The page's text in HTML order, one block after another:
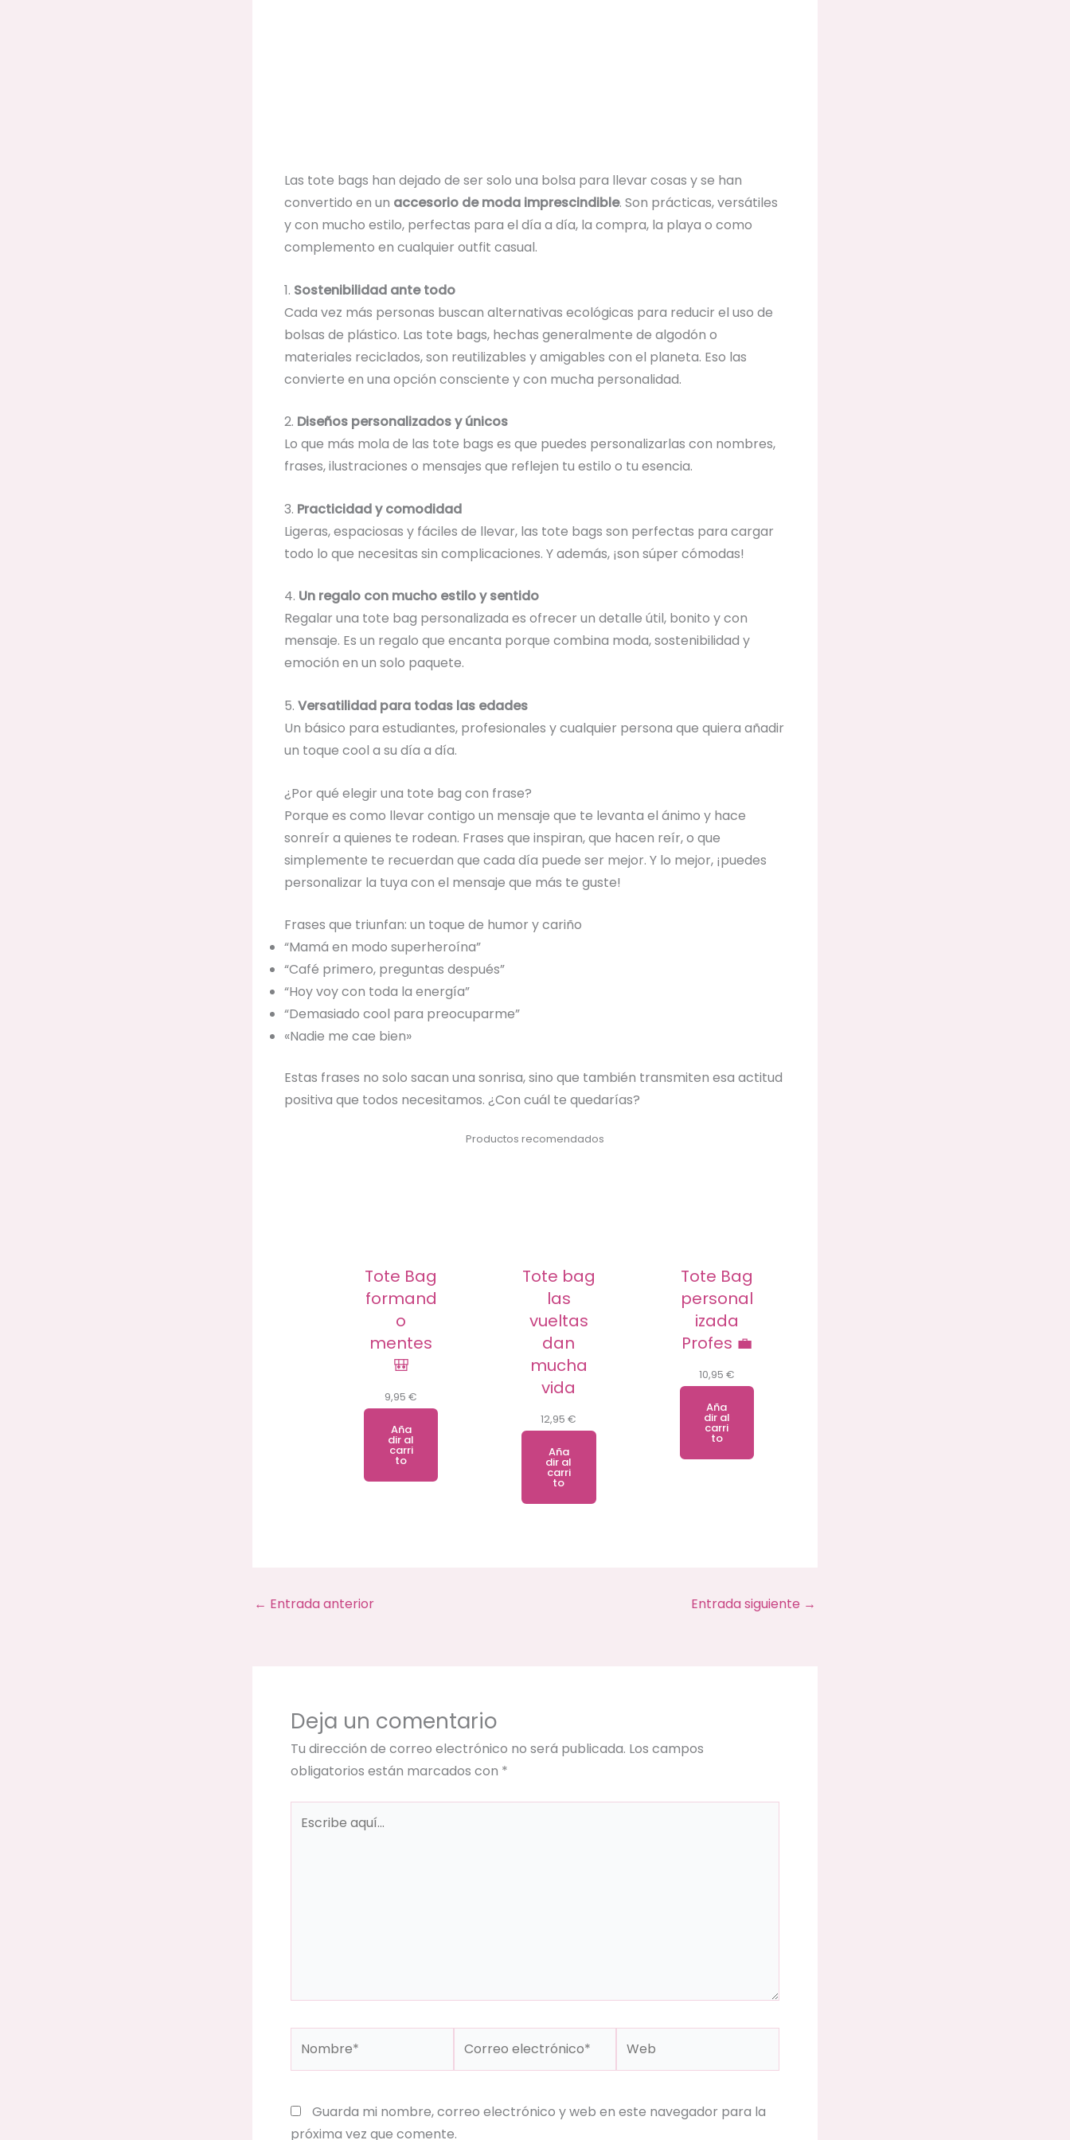
Las tote bags han dejado de ser solo una bolsa para llevar cosas y se han
convertido en un accesorio de moda imprescindible. Son prácticas, versátiles
y con mucho estilo, perfectas para el día a día, la compra, la playa o como
complemento en cualquier outfit casual.
1. Sostenibilidad ante todo
Cada vez más personas buscan alternativas ecológicas para reducir el uso de
bolsas de plástico. Las tote bags, hechas generalmente de algodón o
materiales reciclados, son reutilizables y amigables con el planeta. Eso las
convierte en una opción consciente y con mucha personalidad.
2. Diseños personalizados y únicos
Lo que más mola de las tote bags es que puedes personalizarlas con nombres,
frases, ilustraciones o mensajes que reflejen tu estilo o tu esencia.
3. Practicidad y comodidad
Ligeras, espaciosas y fáciles de llevar, las tote bags son perfectas para cargar
todo lo que necesitas sin complicaciones. Y además, ¡son súper cómodas!
4. Un regalo con mucho estilo y sentido
Regalar una tote bag personalizada es ofrecer un detalle útil, bonito y con
mensaje. Es un regalo que encanta porque combina moda, sostenibilidad y
emoción en un solo paquete.
5. Versatilidad para todas las edades
Un básico para estudiantes, profesionales y cualquier persona que quiera añadir
un toque cool a su día a día.
¿Por qué elegir una tote bag con frase?
Porque es como llevar contigo un mensaje que te levanta el ánimo y hace
sonreír a quienes te rodean. Frases que inspiran, que hacen reír, o que
simplemente te recuerdan que cada día puede ser mejor. Y lo mejor, ¡puedes
personalizar la tuya con el mensaje que más te guste!
Frases que triunfan: un toque de humor y cariño
“Mamá en modo superheroína”
“Café primero, preguntas después”
“Hoy voy con toda la energía”
“Demasiado cool para preocuparme”
«Nadie me cae bien»
Estas frases no solo sacan una sonrisa, sino que también transmiten esa actitud
positiva que todos necesitamos. ¿Con cuál te quedarías?
Productos recomendados
Tote Bag
formand
o
mentes
🎒
9,95€
Aña
dir al
carri
to
Tote bag
las
vueltas
dan
mucha
vida
12,95€
Aña
dir al
carri
to
Tote Bag
personal
izada
Profes 💼
10,95 €
Aña
dir al
carri
to
← Entrada anterior Entrada siguiente →
Deja un comentario
Tu dirección de correo electrónico no será publicada. Los campos
obligatorios están marcados con *
Guarda mi nombre, correo electrónico y web en este navegador para la
próxima vez que comente.